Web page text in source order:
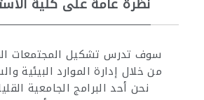
من خلال إدارة الموارد البيئية
نحن أحد البرامج الجامعية